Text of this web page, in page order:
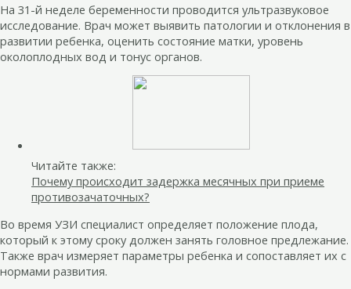
На 31-й неделе беременности проводится ультразвуковое
исследование. Врач может выявить патологии и отклонения в
развитии ребенка, оценить состояние матки, уровень
околоплодных вод и тонус органов.
Читайте также:
Почему происходит задержка месячных при приеме
противозачаточных?
Во время УЗИ специалист определяет положение плода,
который к этому сроку должен занять головное предлежание.
Также врач измеряет параметры ребенка и сопоставляет их с
нормами развития.